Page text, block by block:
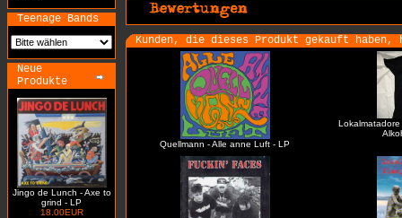
Teenage Bands
Neue
Produkte
Jingo de Lunch - Axe to
grind - LP
18.00EUR
Kunden, die dieses Produkt gekauft haben,
Quellmann - Alle anne Luft - LP
Lokalmatadore